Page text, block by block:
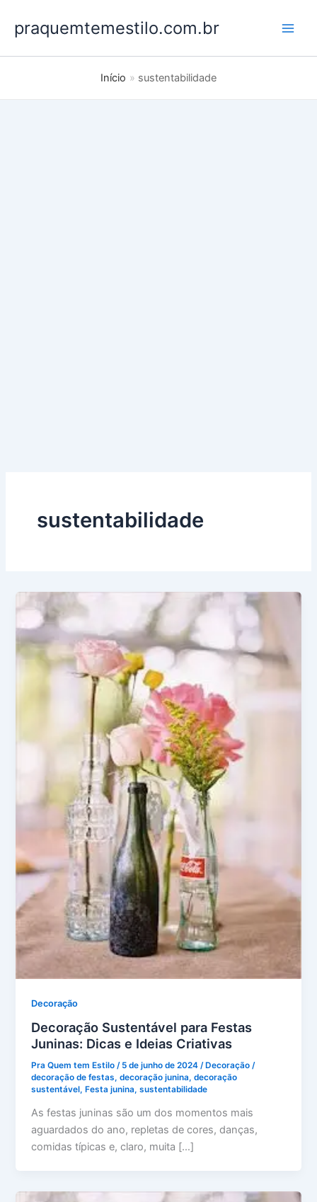
para
conteúdo
praquemtemestilo.com.br
Início sustentabilidade
sustentabilidade
Decoração
Decoração Sustentável para Festas
Juninas: Dicas e Ideias Criativas
Pra Quem tem Estilo/ 5 de junho de 2024/ Decoração /
decoração de festas,decoração junina,decoração
sustentável, Festa junina,sustentabilidade
As festas juninas são um dos momentos mais
aguardados do ano, repletas de cores, danças,
comidas típicas e, claro, muita […]